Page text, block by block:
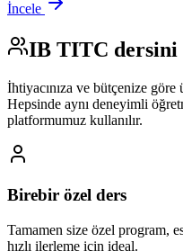
İncele
IB TITC dersini
İhtiyacınıza ve bütçenize
Hepsinde aynı deneyimli
platformumuz kullanılır.
Birebir özel ders
Tamamen size özel program,
hızlı ilerleme için ideal.